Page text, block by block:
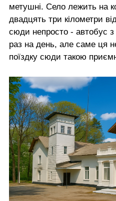
метушні. Село лежить на
двадцять три кілометри
сюди непросто - автобус
раз на день, але саме ця
поїздку сюди такою